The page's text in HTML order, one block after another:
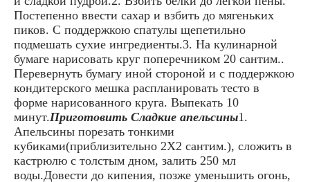
Постепенно ввести сахар и взбить до мягеньких
пиков. С поддержкою спатулы щепетильно
подмешать сухие ингредиенты.3. На кулинарной
бумаге нарисовать круг поперечником 20 сантим..
Перевернуть бумагу иной стороной и с поддержкою
кондитерского мешка распланировать тесто в
форме нарисованного круга. Выпекать 10
минут.Приготовить Сладкие апельсины1.
Апельсины порезать тонкими
кубиками(приблизительно 2Х2 сантим.), сложить в
кастрюлю с толстым дном, залить 250 мл
воды.Довести до кипения, позже уменьшить огонь,